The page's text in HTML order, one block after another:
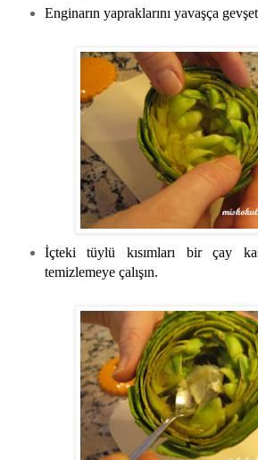
Enginarın yapraklarını yavaşça
İçteki tüylü kısımları bir çay
temizlemeye çalışın.